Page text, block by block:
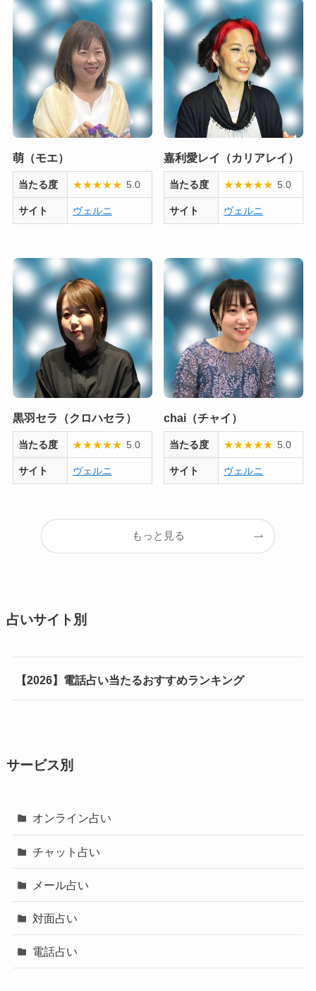
萌（モエ）
当たる度 ★★★★★ 5.0
サイト ヴェルニ
嘉利愛レイ（カリアレイ）
当たる度 ★★★★★ 5.0
サイト ヴェルニ
黒羽セラ（クロハセラ）
当たる度 ★★★★★ 5.0
サイト ヴェルニ
chai（チャイ）
当たる度 ★★★★★ 5.0
サイト ヴェルニ
もっと見る
占いサイト別
【2026】電話占い当たるおすすめランキング
サービス別
オンライン占い
チャット占い
メール占い
対面占い
電話占い